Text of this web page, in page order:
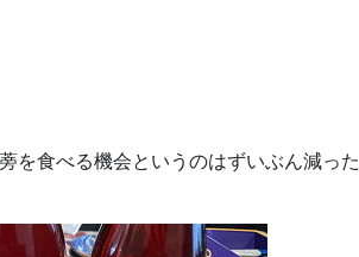
を食べる機会というのはずいぶん減った